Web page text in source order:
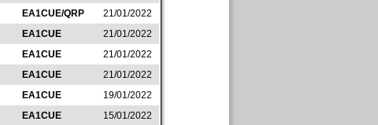
EA1CUE/QRP
21/01/2022
EA1CUE
21/01/2022
EA1CUE
21/01/2022
EA1CUE
21/01/2022
EA1CUE
19/01/2022
EA1CUE
15/01/2022